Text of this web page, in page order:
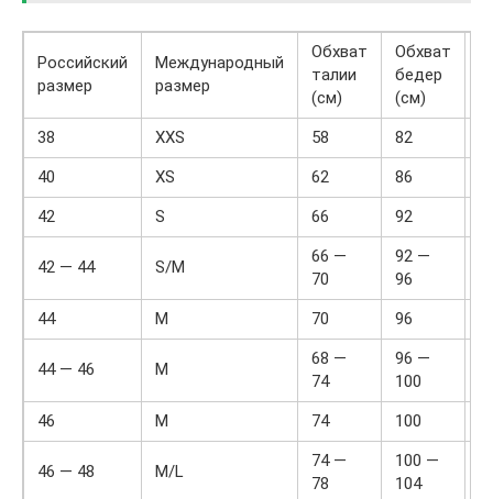
Российский
размер
Международный
размер
Обхват
талии
(см)
Обхват
бедер
(см)
38
XXS 58 82
40
XS 62 86
42
S 66 92
42 — 44 S/M
66 —
70
92 —
96
44 M 70 96
44 — 46 M
68 —
74
96 —
100
46 M 74 100
46 — 48 M/L
74 —
78
100 —
104